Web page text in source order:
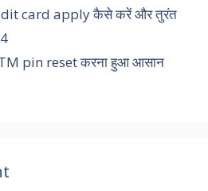
card apply कैसे करें और तुरंत
pin reset करना हुआ आसान